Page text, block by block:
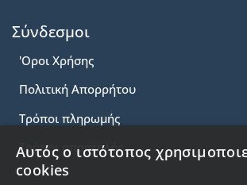
Σύνδεσμοι
'Οροι Χρήσης
Πολιτική Απορρήτου
Τρόποι πληρωμής
Τρόποι αποστολής
Αυτός ο ιστότοπος
cookies